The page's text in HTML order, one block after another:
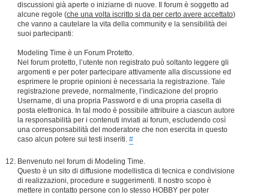
discussioni già aperte o iniziarne di nuove. Il forum è soggetto ad
alcune regole (che una volta iscritto si da per certo avere accettato)
che vanno a cautelare la vita della community e la sensibilità dei
suoi partecipanti:
Modeling Time è un Forum Protetto.
Nel forum protetto, l’utente non registrato può soltanto leggere gli
argomenti e per poter partecipare attivamente alla discussione ed
esprimere le proprie opinioni è necessaria la registrazione. Tale
registrazione prevede, normalmente, l’indicazione del proprio
Username, di una propria Password e di una propria casella di
posta elettronica. In tal modo è possibile attribuire a ciascun autore
la responsabilità per i contenuti inviati ai forum, escludendo così
una corresponsabilità del moderatore che non esercita in questo
caso alcun potere sui testi inseriti. #
Benvenuto nel forum di Modeling Time.
Questo è un sito di diffusione modellistica di tecnica e condivisione
di realizzazioni, procedure e suggerimenti. Il nostro scopo è
mettere in contatto persone con lo stesso HOBBY per poter